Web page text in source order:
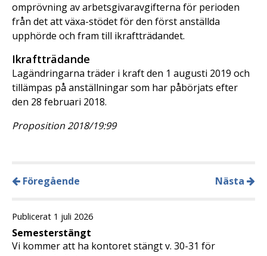
omprövning av arbetsgivaravgifterna för perioden
från det att växa-stödet för den först anställda
upphörde och fram till ikraftträdandet.
Ikraftträdande
Lagändringarna träder i kraft den 1 augusti 2019 och
tillämpas på anställningar som har påbörjats efter
den 28 februari 2018.
Proposition 2018/19:99
Föregående Nästa
Publicerat 1 juli 2026
Semesterstängt
Vi kommer att ha kontoret stängt v. 30-31 för